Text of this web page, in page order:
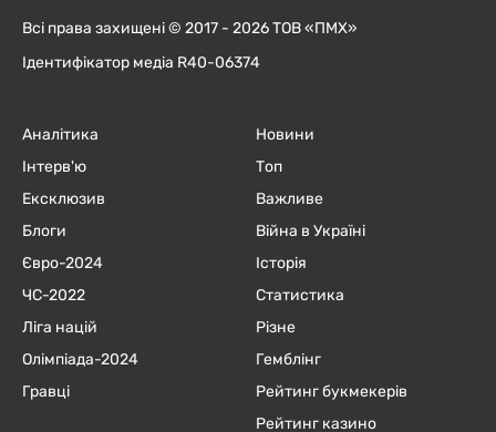
Всі права захищені © 2017 - 2026 ТОВ «ПМХ»
Ідентифікатор медіа R40-06374
Аналітика
Інтерв'ю
Ексклюзив
Блоги
Євро-2024
ЧC-2022
Ліга націй
Олімпіада-2024
Гравці
Новини
Топ
Важливе
Війна в Україні
Історія
Статистика
Різне
Гемблінг
Рейтинг букмекерів
Рейтинг казино